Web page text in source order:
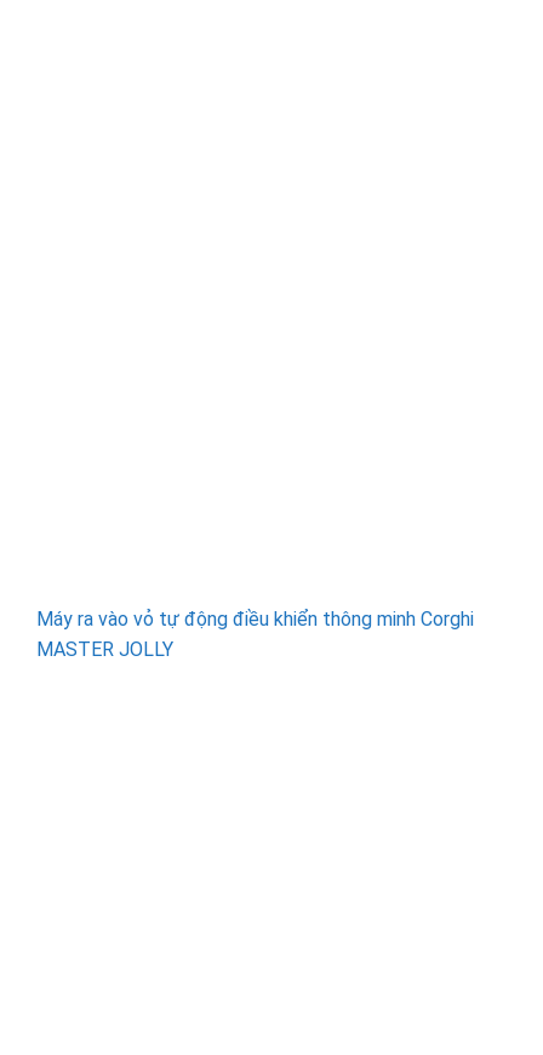
Máy ra vào vỏ tự động điều khiển thông minh Corghi
MASTER JOLLY